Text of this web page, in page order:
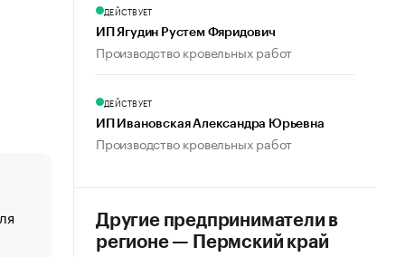
«От спорта тело стареет иначе». Как живет глава
создавшей GTA
ДЕЙСТВУЕТ
ИП Ягудин Рустем Фяридович
Производство кровельных работ
ДЕЙСТВУЕТ
ИП Ивановская Александра Юрьевна
Производство кровельных работ
Другие предприниматели в
регионе — Пермский край